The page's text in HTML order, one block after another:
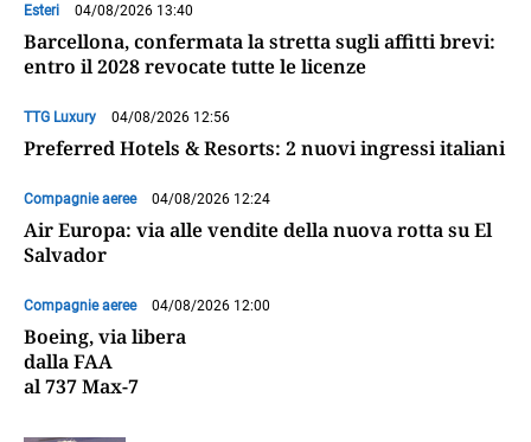
Esteri 04/08/2026 13:40
Barcellona, confermata la stretta sugli affitti brevi:
entro il 2028 revocate tutte le licenze
TTG Luxury 04/08/2026 12:56
Preferred Hotels & Resorts: 2 nuovi ingressi italiani
Compagnie aeree 04/08/2026 12:24
Air Europa: via alle vendite della nuova rotta su El
Salvador
Compagnie aeree 04/08/2026 12:00
Boeing, via libera
dalla FAA
al 737 Max-7